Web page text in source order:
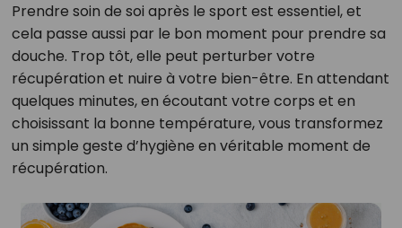
Prendre soin de soi après le sport est essentiel, et
cela passe aussi par le bon moment pour prendre sa
douche. Trop tôt, elle peut perturber votre
récupération et nuire à votre bien-être. En attendant
quelques minutes, en écoutant votre corps et en
choisissant la bonne température, vous transformez
un simple geste d’hygiène en véritable moment de
récupération.